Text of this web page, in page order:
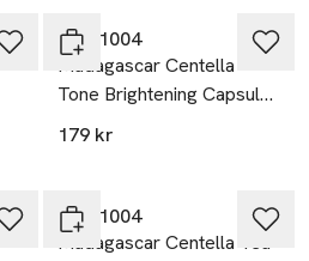
SKIN1004
Madagascar Centella
Tone Brightening Capsule
Ampoule
179 kr
SKIN1004
Madagascar Centella Tea-